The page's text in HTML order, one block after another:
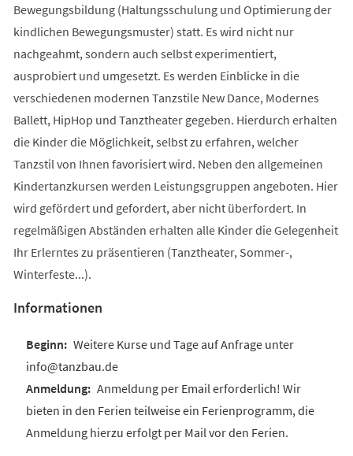
Bewegungsbildung (Haltungsschulung und Optimierung der
kindlichen Bewegungsmuster) statt. Es wird nicht nur
nachgeahmt, sondern auch selbst experimentiert,
ausprobiert und umgesetzt. Es werden Einblicke in die
verschiedenen modernen Tanzstile New Dance, Modernes
Ballett, HipHop und Tanztheater gegeben. Hierdurch erhalten
die Kinder die Möglichkeit, selbst zu erfahren, welcher
Tanzstil von Ihnen favorisiert wird. Neben den allgemeinen
Kindertanzkursen werden Leistungsgruppen angeboten. Hier
wird gefördert und gefordert, aber nicht überfordert. In
regelmäßigen Abständen erhalten alle Kinder die Gelegenheit
Ihr Erlerntes zu präsentieren (Tanztheater, Sommer-,
Winterfeste...).
Informationen
Weitere Kurse und Tage auf Anfrage unter
info@tanzbau.de
Anmeldung per Email erforderlich! Wir
bieten in den Ferien teilweise ein Ferienprogramm, die
Anmeldung hierzu erfolgt per Mail vor den Ferien.